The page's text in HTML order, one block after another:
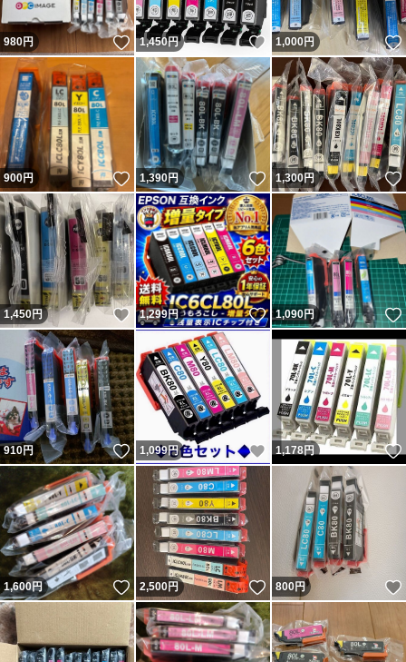
980円 いいね！
1,450円 いいね！
1,000円
900円 いいね！
1,390円 いいね！
1,300円
1,450円 いいね！
1,299円 いいね！
1,090円
910円 いいね！
1,099円 いいね！
1,178円
1,600円 いいね！
2,500円 いいね！
800円